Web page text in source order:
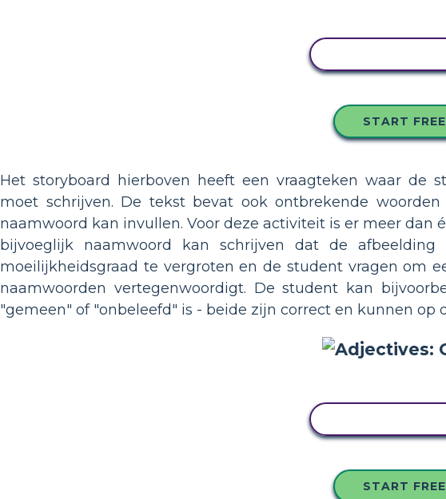
START
Het storyboard hierboven heeft een vraagteken waar de
moet schrijven. De tekst bevat ook ontbrekende
naamwoord kan invullen. Voor deze activiteit is er meer
bijvoeglijk naamwoord kan schrijven dat de
moeilijkheidsgraad te vergroten en de student vragen om
naamwoorden vertegenwoordigt. De student kan
"gemeen" of "onbeleefd" is - beide zijn correct en kunnen op
START